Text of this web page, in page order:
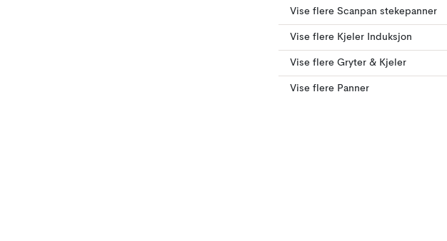
Vise flere Scanpan stekepanner
Vise flere Kjeler Induksjon
Vise flere Gryter & Kjeler
Vise flere Panner